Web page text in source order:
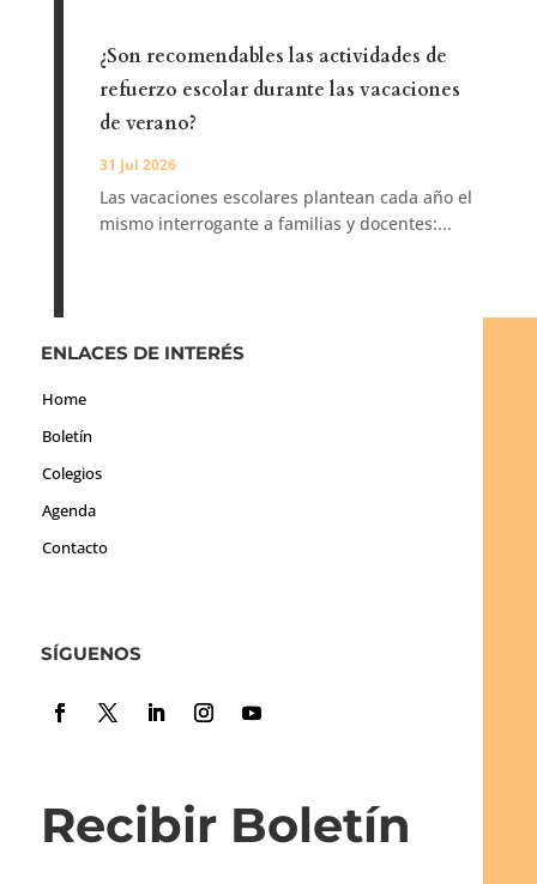
¿Son recomendables las actividades de
refuerzo escolar durante las vacaciones
de verano?
31 Jul 2026
Las vacaciones escolares plantean cada año el
mismo interrogante a familias y docentes:...
ENLACES DE INTERÉS
Home
Boletín
Colegios
Agenda
Contacto
SÍGUENOS
Recibir Boletín